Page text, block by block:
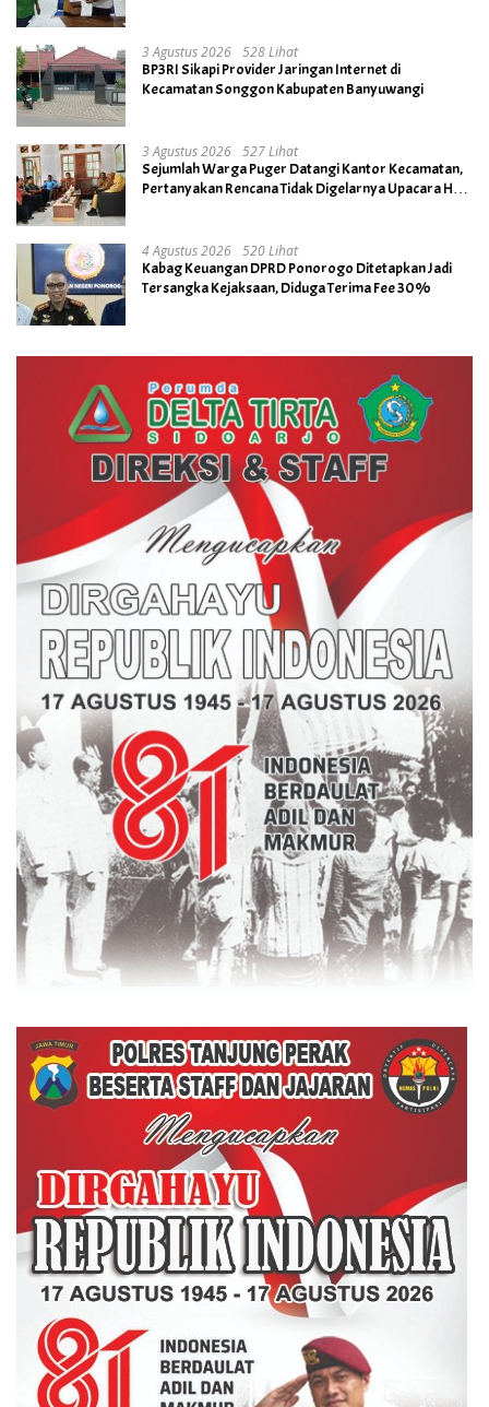
3 Agustus 2026 528 Lihat
BP3RI Sikapi Provider Jaringan Internet di
Kecamatan Songgon Kabupaten Banyuwangi
3 Agustus 2026 527 Lihat
Sejumlah Warga Puger Datangi Kantor Kecamatan,
Pertanyakan Rencana Tidak Digelarnya Upacara HUT
4 Agustus 2026 520 Lihat
Kabag Keuangan DPRD Ponorogo Ditetapkan Jadi
Tersangka Kejaksaan, Diduga Terima Fee 30%